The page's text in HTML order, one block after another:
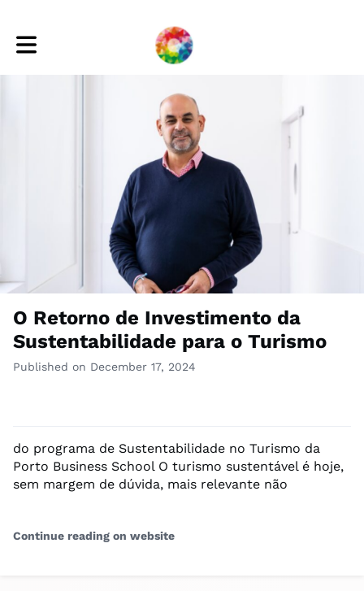
Toggle main navigation
O Retorno de Investimento da
Sustentabilidade para o Turismo
Published on December 17, 2024
do programa de Sustentabilidade no Turismo da
Porto Business School O turismo sustentável é hoje,
sem margem de dúvida, mais relevante não
Continue reading on website